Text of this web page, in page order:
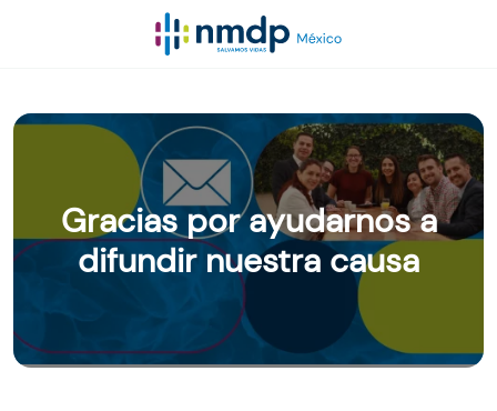
Gracias por ayudarnos a
difundir nuestra causa